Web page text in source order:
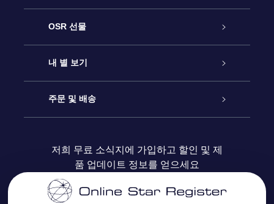
고객 서비스
연락처
블로그
OSR 선물
온라인 별 선물
OSR 선물 팩
OSR 상품권
내 별 보기
Star Register
맞춤 별 페이지
주문 및 배송
결제 정보
저희 무료 소식지에 가입하고 할인 및 제
품 업데이트 정보를 얻으세요